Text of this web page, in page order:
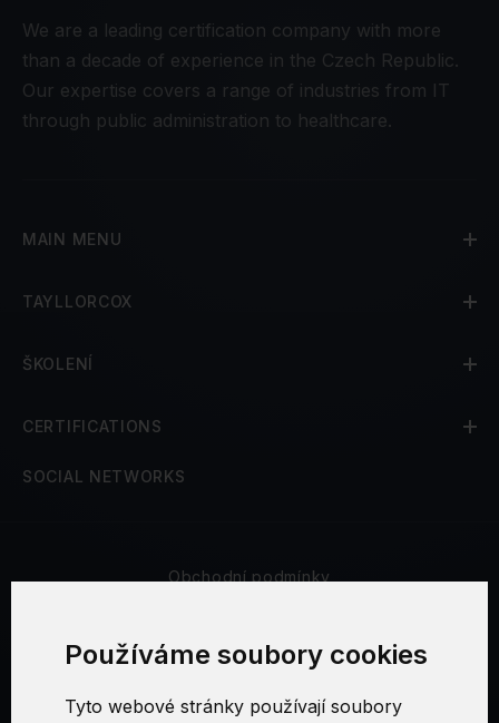
Používáme soubory cookies
Tyto webové stránky používají soubory
We are a leading certification company with more
than a decade of experience in the Czech Republic.
Our expertise covers a range of industries from IT
through public administration to healthcare.
MAIN MENU
TAYLLORCOX
ŠKOLENÍ
CERTIFICATIONS
SOCIAL NETWORKS
Obchodní podmínky